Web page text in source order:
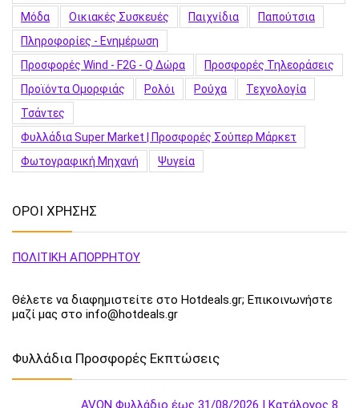
Μόδα
Οικιακές Συσκευές Παιχνίδια
Παπούτσια
Πληροφορίες - Ενημέρωση
Προσφορές Wind - F2G - Q Δώρα
Προσφορές Τηλεοράσεις
Προϊόντα Ομορφιάς
Ρολόι Ρούχα
Τεχνολογία
Τσάντες
Φυλλάδια Super Market | Προσφορές Σούπερ Μάρκετ
Φωτογραφική Μηχανή
Ψυγεία
ΟΡΟΙ ΧΡΗΣΗΣ
ΠΟΛΙΤΙΚΗ ΑΠΟΡΡΗΤΟΥ
Θέλετε να διαφημιστείτε στο Hotdeals.gr; Επικοινωνήστε
μαζί μας στο info@hotdeals.gr
Φυλλάδια Προσφορές Εκπτώσεις
AVON Φυλλάδιο έως 31/08/2026 | Κατάλογος 8